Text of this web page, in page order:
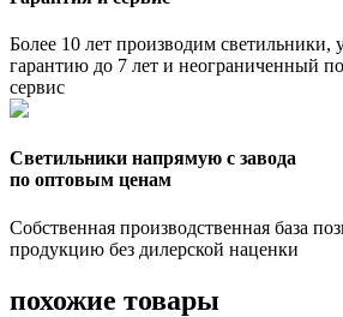
Более 10 лет производим светильники,
гарантию до 7 лет и неограниченный
сервис
Светильники напрямую с завода
по оптовым ценам
Собственная производственная база
продукцию без дилерской наценки
похожие товары